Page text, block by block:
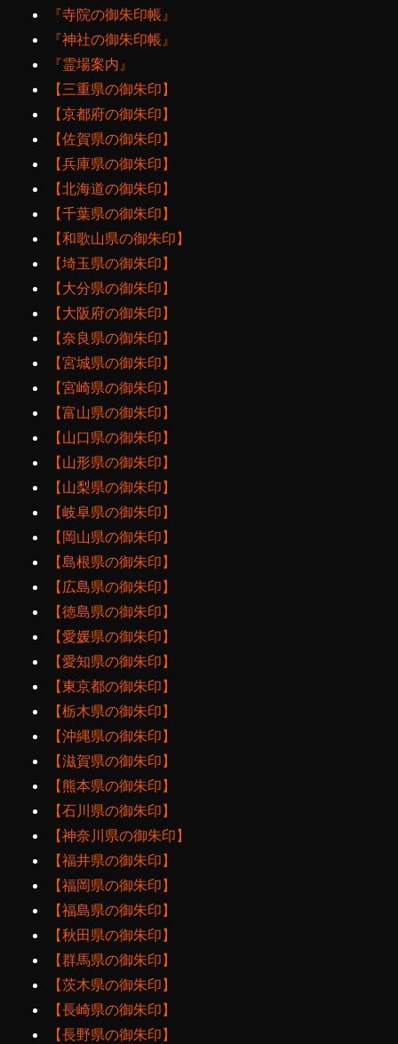
『寺院の御朱印帳』
『神社の御朱印帳』
『霊場案内』
【三重県の御朱印】
【京都府の御朱印】
【佐賀県の御朱印】
【兵庫県の御朱印】
【北海道の御朱印】
【千葉県の御朱印】
【和歌山県の御朱印】
【埼玉県の御朱印】
【大分県の御朱印】
【大阪府の御朱印】
【奈良県の御朱印】
【宮城県の御朱印】
【宮崎県の御朱印】
【富山県の御朱印】
【山口県の御朱印】
【山形県の御朱印】
【山梨県の御朱印】
【岐阜県の御朱印】
【岡山県の御朱印】
【島根県の御朱印】
【広島県の御朱印】
【徳島県の御朱印】
【愛媛県の御朱印】
【愛知県の御朱印】
【東京都の御朱印】
【栃木県の御朱印】
【沖縄県の御朱印】
【滋賀県の御朱印】
【熊本県の御朱印】
【石川県の御朱印】
【神奈川県の御朱印】
【福井県の御朱印】
【福岡県の御朱印】
【福島県の御朱印】
【秋田県の御朱印】
【群馬県の御朱印】
【茨木県の御朱印】
【長崎県の御朱印】
【長野県の御朱印】